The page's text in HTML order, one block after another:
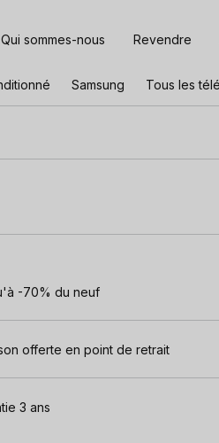
Qui sommes-nous Revendre
Samsung Tous les
-70% du neuf
offerte en point de retrait
3 ans